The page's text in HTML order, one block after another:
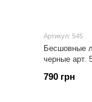
Артикул: 545
Бесшовные
черные арт.
790 грн